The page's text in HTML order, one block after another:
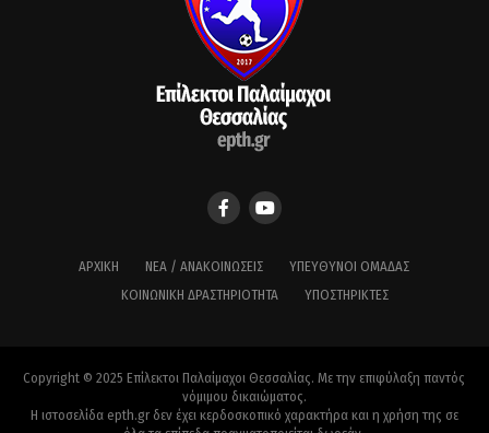
ΑΡΧΙΚΉ ΝΈΑ / ΑΝΑΚΟΙΝΏΣΕΙΣ
ΥΠΕΎΘΥΝΟΙ ΟΜΆΔΑΣ
ΚΟΙΝΩΝΙΚΉ ΔΡΑΣΤΗΡΙΌΤΗΤΑ
ΥΠΟΣΤΗΡΙΚΤΈΣ
Copyright © 2025 Επίλεκτοι Παλαίμαχοι Θεσσαλίας. Με την επιφύλαξη παντός
νόμιμου δικαιώματος.
Η ιστοσελίδα epth.gr δεν έχει κερδοσκοπικό χαρακτήρα και η χρήση της σε